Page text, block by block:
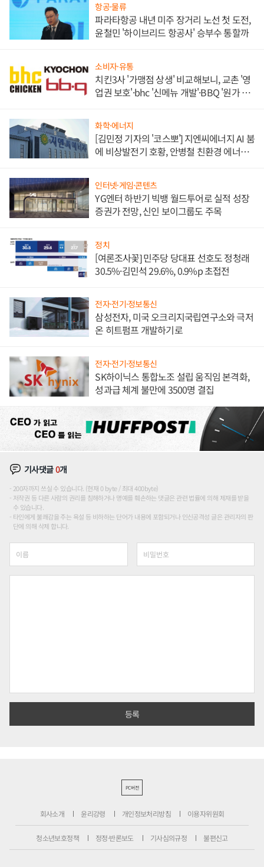
항공·물류
파라타항공 내년 미주 장거리 노선 첫 도전,
윤철민 '하이브리드 항공사' 승부수 통할까
소비자·유통
치킨3사 '가맹점 상생' 비교해보니, 교촌 '영
업권 보호'·bhc '신메뉴 개발'·BBQ '원가 부
화학·에너지
[김민정 기자의 '코스뽀'] 지엔씨에너지 AI 붐
에 비상발전기 호황, 안병철 친환경 에너지
인터넷·게임·콘텐츠
YG엔터 하반기 빅뱅 월드투어로 실적 성장
증권가 전망, 신인 보이그룹도 주목
정치
[여론조사꽃] 민주당 당대표 선호도 정청래
30.5%·김민석 29.6%, 0.9%p 초접전
전자·전기·정보통신
삼성전자, 미국 오크리지국립연구소와 극저
온 히트펌프 개발하기로
전자·전기·정보통신
SK하이닉스 통합노조 설립 움직임 본격화,
성과급 체계 불만에 3500명 결집
기사댓글0개
200자까지 쓰실 수 있습니다. (현재 0 byte / 최대 400byte)
저작권 등 다른 사람의 권리를 침해하거나 명예를 훼손하는 댓글은 관련 법률에 의해 제재를 받을
수 있습니다.
타인에게 불쾌감을 주는 욕설 등 비하하는 단어가 내용에 포함되거나 인신공격성 글은 관리자의 판
단에 의해 삭제 합니다.
PC버전
회사소개 윤리강령 개인정보처리방침 이용자위원회
청소년보호정책 정정·반론보도 기사심의규정 불편신고